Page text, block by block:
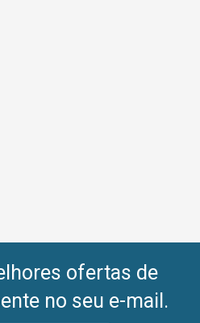
ofertas de
no seu e-mail.